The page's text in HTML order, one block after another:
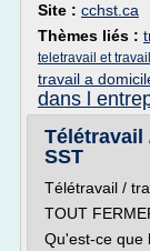
Site : cchst.ca
Thèmes liés :
teletravail et
travail a
dans l
Télétravail
SST
Télétravail /
TOUT
Qu'est-ce que